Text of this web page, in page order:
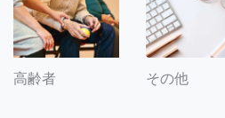
高齢者 その他